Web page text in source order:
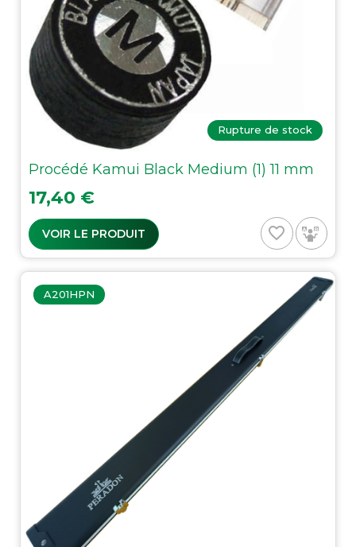
Rupture de stock
Procédé Kamui Black Medium (1) 11 mm
Prix
17,40 €
VOIR LE PRODUIT favorite_border
A201HPN